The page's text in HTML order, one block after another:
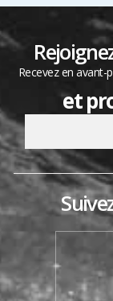
Recevez en
et